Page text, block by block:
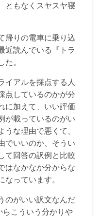
ともなくスヤスヤ寝
帰りの電車に乗り込
近読んでいる『トラ
。
イアルを採点する人
点しているのかが分
に加えて、いい評価
が載っているのがい
な理由で悪くて、
でいいのか、そうい
て回答の訳例と比較
はなかなか分からな
っています。
のがいい訳文なんだ
こういう分かりや